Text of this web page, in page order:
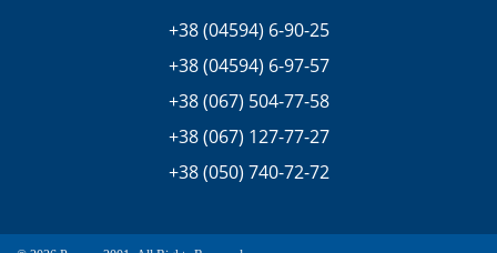
+38 (04594) 6-90-25
+38 (04594) 6-97-57
+38 (067) 504-77-58
+38 (067) 127-77-27
+38 (050) 740-72-72